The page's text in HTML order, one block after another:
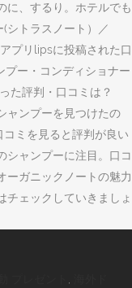
に、するり。ホテルでも
シトラスノート）／
プリlipsに投稿された口
ー・コンディショナー
た評判・口コミは？
ャンプーを見つけたの
ミを見ると評判が良い
シャンプーに注目。口コ
ーガニックノートの魅力
チェックしていきましょ